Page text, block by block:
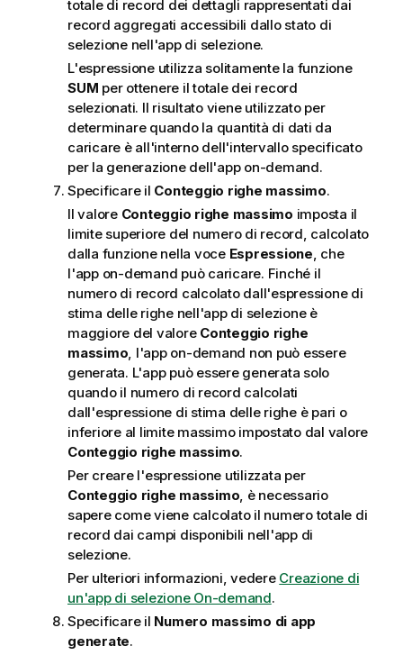
totale di record dei dettagli rappresentati dai
record aggregati accessibili dallo stato di
selezione nell'app di selezione.
L'espressione utilizza solitamente la funzione
SUM per ottenere il totale dei record
selezionati. Il risultato viene utilizzato per
determinare quando la quantità di dati da
caricare è all'interno dell'intervallo specificato
per la generazione dell'app on-demand.
Specificare il Conteggio righe massimo.
Il valore Conteggio righe massimo imposta il
limite superiore del numero di record, calcolato
dalla funzione nella voce Espressione, che
l'app on-demand può caricare. Finché il
numero di record calcolato dall'espressione di
stima delle righe nell'app di selezione è
maggiore del valore Conteggio righe
massimo, l'app on-demand non può essere
generata. L'app può essere generata solo
quando il numero di record calcolati
dall'espressione di stima delle righe è pari o
inferiore al limite massimo impostato dal valore
Conteggio righe massimo.
Per creare l'espressione utilizzata per
Conteggio righe massimo, è necessario
sapere come viene calcolato il numero totale di
record dai campi disponibili nell'app di
selezione.
Per ulteriori informazioni, vedere Creazione di
un'app di selezione On-demand.
Specificare il Numero massimo di app
generate.